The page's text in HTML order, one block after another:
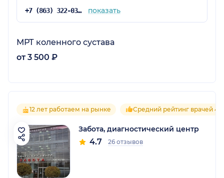
+7 (863) 322-03-73 показать
МРТ коленного сустава
от 3 500 ₽
12 лет работаем на рынке Средний рейтинг врачей 4.7
Забота, диагностический центр
4.7 26 отзывов